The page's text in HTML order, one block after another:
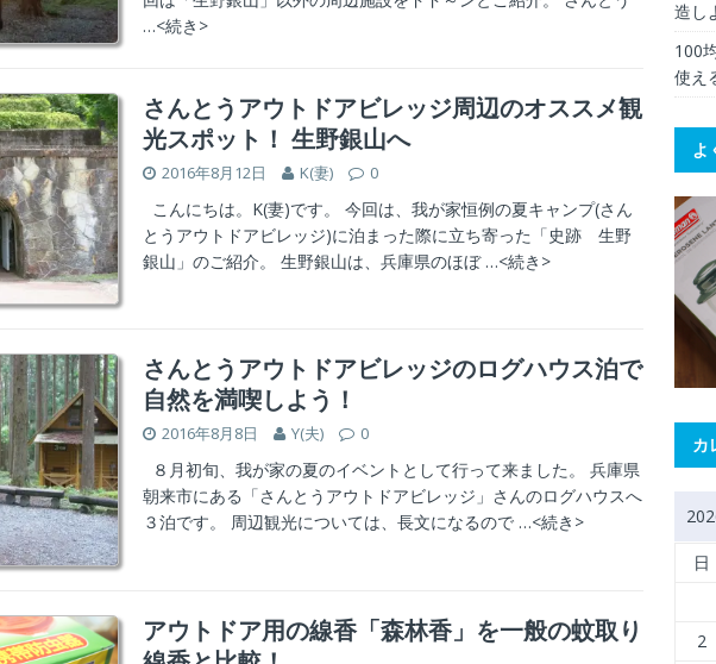
…<続き>
さんとうアウトドアビレッジ周辺のオススメ観
光スポット！ 生野銀山へ
2016年8月12日 K(妻) 0
こんにちは。K(妻)です。 今回は、我が家恒例の夏キャンプ(さん
とうアウトドアビレッジ)に泊まった際に立ち寄った「史跡 生野
銀山」のご紹介。 生野銀山は、兵庫県のほぼ …<続き>
さんとうアウトドアビレッジのログハウス泊で
自然を満喫しよう！
2016年8月8日 Y(夫) 0
８月初旬、我が家の夏のイベントとして行って来ました。 兵庫県
朝来市にある「さんとうアウトドアビレッジ」さんのログハウスへ
３泊です。 周辺観光については、長文になるので …<続き>
アウトドア用の線香「森林香」を一般の蚊取り
造し
100
使え
よ
カ
日
2